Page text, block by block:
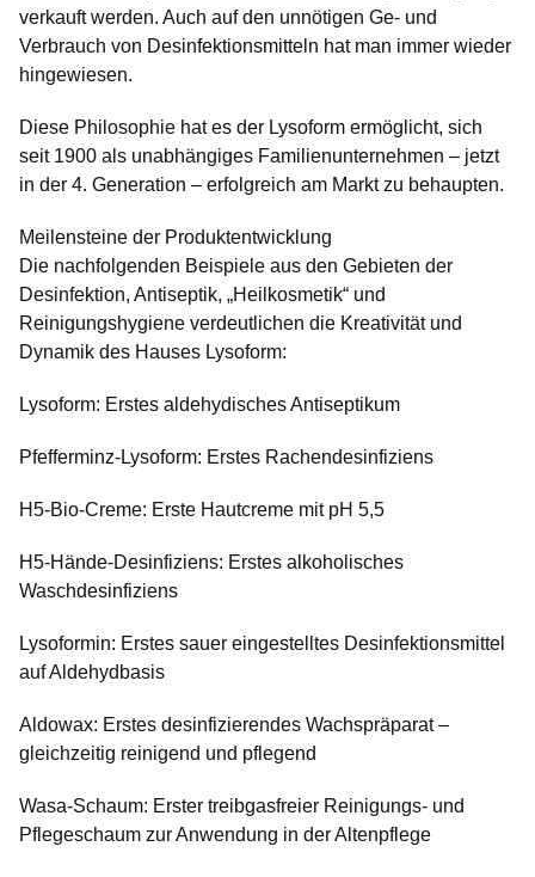
verkauft werden. Auch auf den unnötigen Ge- und
Verbrauch von Desinfektionsmitteln hat man immer wieder
hingewiesen.
Diese Philosophie hat es der Lysoform ermöglicht, sich
seit 1900 als unabhängiges Familienunternehmen – jetzt
in der 4. Generation – erfolgreich am Markt zu behaupten.
Meilensteine der Produktentwicklung
Die nachfolgenden Beispiele aus den Gebieten der
Desinfektion, Antiseptik, „Heilkosmetik“ und
Reinigungshygiene verdeutlichen die Kreativität und
Dynamik des Hauses Lysoform:
Lysoform: Erstes aldehydisches Antiseptikum
Pfefferminz-Lysoform: Erstes Rachendesinfiziens
H5-Bio-Creme: Erste Hautcreme mit pH 5,5
H5-Hände-Desinfiziens: Erstes alkoholisches
Waschdesinfiziens
Lysoformin: Erstes sauer eingestelltes Desinfektionsmittel
auf Aldehydbasis
Aldowax: Erstes desinfizierendes Wachspräparat –
gleichzeitig reinigend und pflegend
Wasa-Schaum: Erster treibgasfreier Reinigungs- und
Pflegeschaum zur Anwendung in der Altenpflege